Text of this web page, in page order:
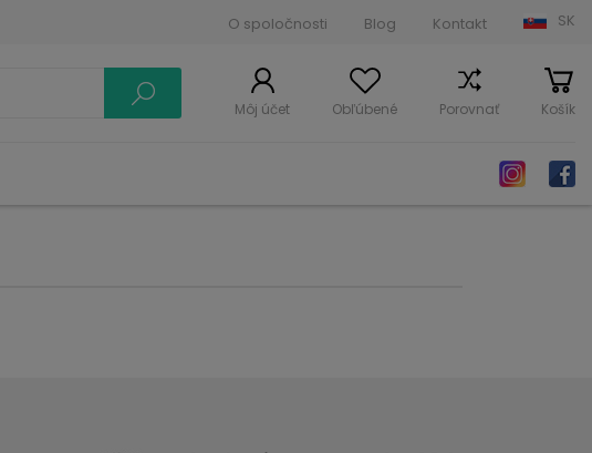
O spoločnosti Blog Kontakt SK
Môj účet Obľúbené Porovnať Košík